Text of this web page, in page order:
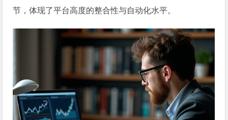
节，体现了平台高度的整合性与自动化水平。